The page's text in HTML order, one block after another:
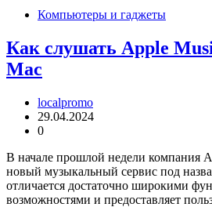
Компьютеры и гаджеты
Как слушать Apple
Mac
localpromo
29.04.2024
0
В начале прошлой недели компания
новый музыкальный сервис под
отличается достаточно широкими
возможностями и предоставляет